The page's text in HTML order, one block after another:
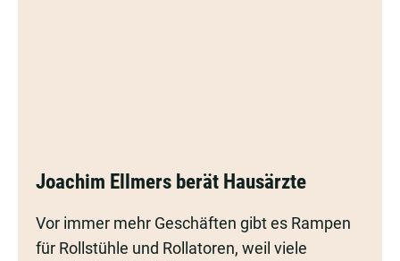
Ellmers
berät
Hausärzte
Joachim Ellmers berät Hausärzte
Vor immer mehr Geschäften gibt es Rampen
für Rollstühle und Rollatoren, weil viele